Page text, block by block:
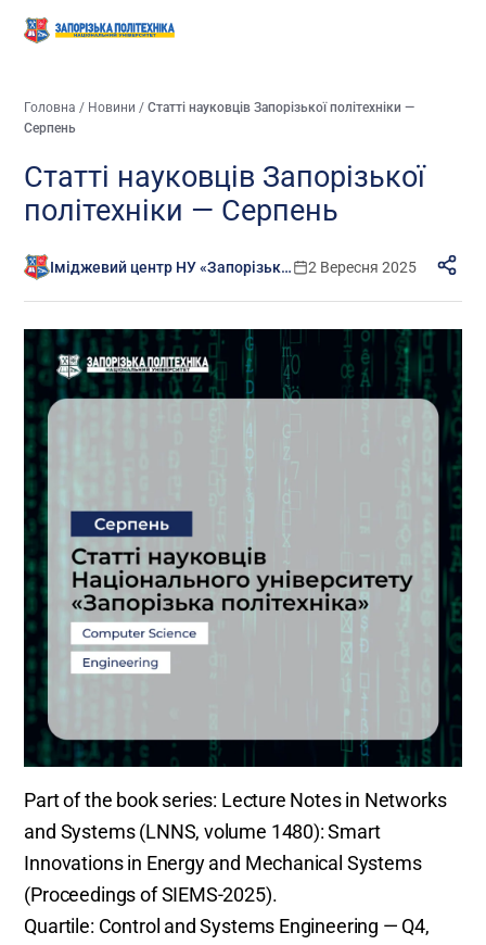
Головна / Новини /Статті науковців Запорізької політехніки —
Cерпень
Статті науковців Запорізької
політехніки — Cерпень
Іміджевий центр НУ «Запорізька політехніка» 2 Вересня 2025
Part of the book series: Lecture Notes in Networks
and Systems (LNNS, volume 1480): Smart
Innovations in Energy and Mechanical Systems
(Proceedings of SIEMS-2025).
Quartile: Control and Systems Engineering — Q4,